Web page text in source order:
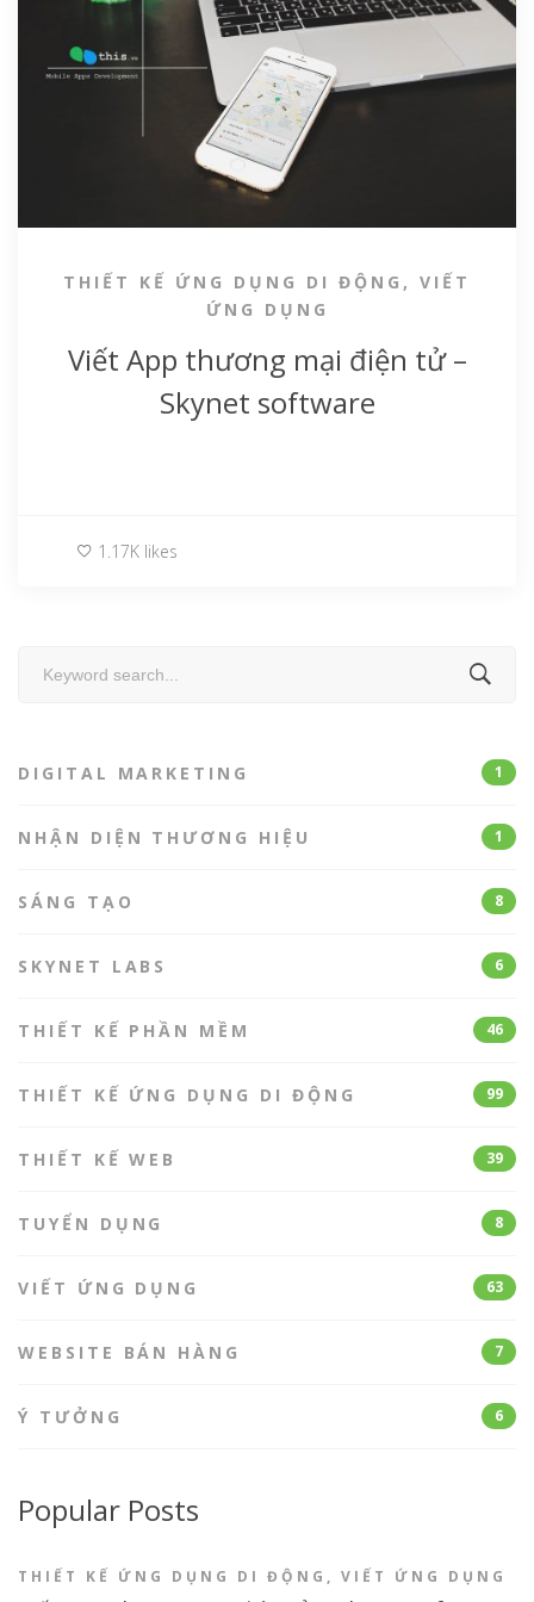
THIẾT KẾ ỨNG DỤNG DI ĐỘNG , VIẾT
ỨNG DỤNG
Viết App thương mại điện tử –
Skynet software
1.17K likes
DIGITAL MARKETING 1
NHẬN DIỆN THƯƠNG HIỆU 1
SÁNG TẠO 8
SKYNET LABS 6
THIẾT KẾ PHẦN MỀM 46
THIẾT KẾ ỨNG DỤNG DI ĐỘNG 99
THIẾT KẾ WEB 39
TUYỂN DỤNG 8
VIẾT ỨNG DỤNG 63
WEBSITE BÁN HÀNG 7
Ý TƯỞNG 6
Popular Posts
THIẾT KẾ ỨNG DỤNG DI ĐỘNG , VIẾT ỨNG DỤNG